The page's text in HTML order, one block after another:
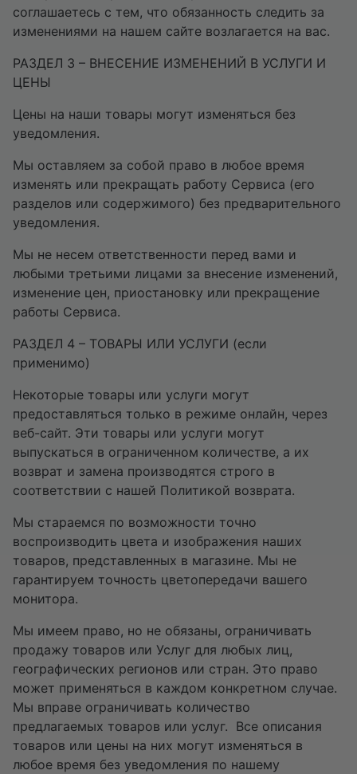
соглашаетесь с тем, что обязанность следить за
изменениями на нашем сайте возлагается на вас.
РАЗДЕЛ 3 – ВНЕСЕНИЕ ИЗМЕНЕНИЙ В УСЛУГИ И
ЦЕНЫ
Цены на наши товары могут изменяться без
уведомления.
Мы оставляем за собой право в любое время
изменять или прекращать работу Сервиса (его
разделов или содержимого) без предварительного
уведомления.
Мы не несем ответственности перед вами и
любыми третьими лицами за внесение изменений,
изменение цен, приостановку или прекращение
работы Сервиса.
РАЗДЕЛ 4 – ТОВАРЫ ИЛИ УСЛУГИ (если
применимо)
Некоторые товары или услуги могут
предоставляться только в режиме онлайн, через
веб-сайт. Эти товары или услуги могут
выпускаться в ограниченном количестве, а их
возврат и замена производятся строго в
соответствии с нашей Политикой возврата.
Мы стараемся по возможности точно
воспроизводить цвета и изображения наших
товаров, представленных в магазине. Мы не
гарантируем точность цветопередачи вашего
монитора.
Мы имеем право, но не обязаны, ограничивать
продажу товаров или Услуг для любых лиц,
географических регионов или стран. Это право
может применяться в каждом конкретном случае.
Мы вправе ограничивать количество
предлагаемых товаров или услуг. Все описания
товаров или цены на них могут изменяться в
любое время без уведомления по нашему